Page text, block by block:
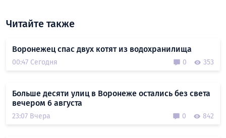
Читайте также
Воронежец спас двух котят из водохранилища
00:47 Сегодня 0 353
Больше десяти улиц в Воронеже остались без света
вечером 6 августа
23:07 Вчера 0 842